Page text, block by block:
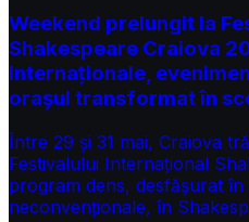
Weekend prelungit la
Shakespeare Craiova
internaționale,
orașul transformat în
Între 29 și 31 mai, Craiova
Festivalului Internațional
program dens, desfășurat în
neconvenționale, în